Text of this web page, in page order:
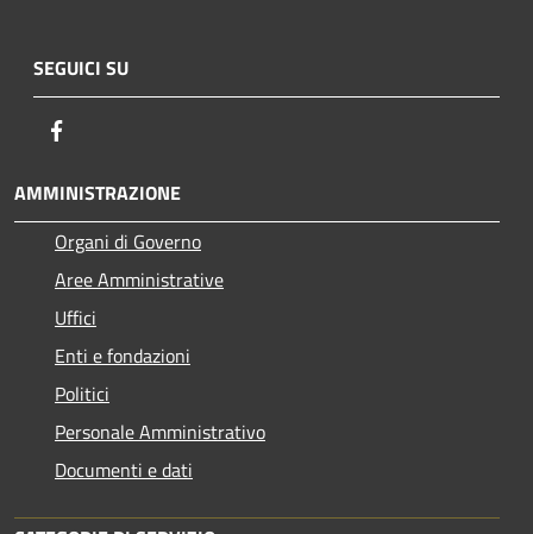
SEGUICI SU
AMMINISTRAZIONE
Organi di Governo
Aree Amministrative
Uffici
Enti e fondazioni
Politici
Personale Amministrativo
Documenti e dati